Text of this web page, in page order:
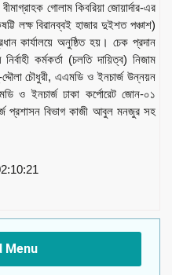
গোলাম কিবরিয়া জোয়ার্দার-এর
লক্ষ বিরানব্বই হাজার দুইশত পঞ্চাশ)
কার্যালয়ে অনুষ্ঠিত হয়। চেক প্রদান
কর্মকর্তা (চলতি দায়িত্ব) নিজাম
চৌধুরী, এএমডি ও ইনচার্জ উন্নয়ন
ও ইনচার্জ ঢাকা কর্পোরেট জোন-০১
প্রশাসন বিভাগ কাজী আবুল মনজুর সহ
Menu